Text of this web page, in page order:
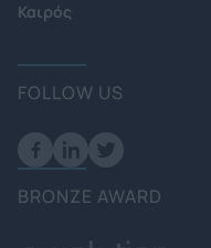
Καιρός
FOLLOW US
BRONZE AWARD